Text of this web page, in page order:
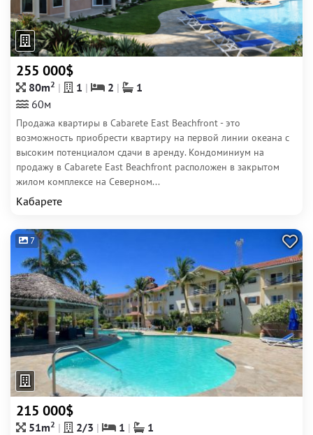
255 000$
80m2 1 2
1
60м
Продажа квартиры в Cabarete East Beachfront - это
возможность приобрести квартиру на первой линии океана с
высоким потенциалом сдачи в аренду. Кондоминиум на
продажу в Cabarete East Beachfront расположен в закрытом
жилом комплексе на Северном...
Кабарете
7
215 000$
51m2 2/3 1
1